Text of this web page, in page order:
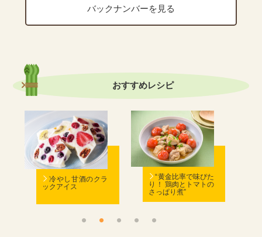
バックナンバーを見る
おすすめレシピ
冷やし甘酒のクラ
ックアイス
“黄金比率で味ぴた
り！ 鶏肉とトマトの
さっぱり煮”